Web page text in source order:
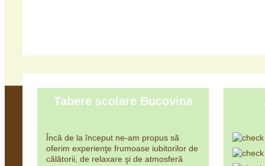
Tabere scolare Bucovina
Încă de la început ne-am propus să
oferim experienţe frumoase iubitorilor de
călătorii, de relaxare şi de atmosferă